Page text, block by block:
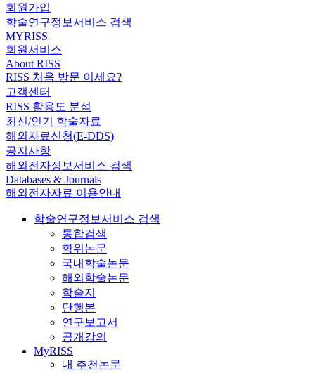
회원가입
학술연구정보서비스 검색
MYRISS
회원서비스
About RISS
RISS 처음 방문 이세요?
고객센터
RISS 활용도 분석
최신/인기 학술자료
해외자료신청(E-DDS)
공지사항
해외전자정보서비스 검색
Databases & Journals
해외전자자료 이용안내
학술연구정보서비스 검색
통합검색
학위논문
국내학술논문
해외학술논문
학술지
단행본
연구보고서
공개강의
MyRISS
내 추천논문